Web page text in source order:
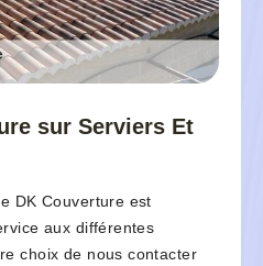
sur Serviers Et
DK Couverture est
aux différentes
choix de nous contacter